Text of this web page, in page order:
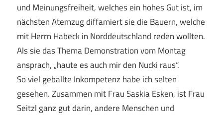
und Meinungsfreiheit, welches ein hohes Gut ist, im
nächsten Atemzug diffamiert sie die Bauern, welche
mit Herrn Habeck in Norddeutschland reden wollten.
Als sie das Thema Demonstration vom Montag
ansprach, „haute es auch mir den Nucki raus“.
So viel geballte Inkompetenz habe ich selten
gesehen. Zusammen mit Frau Saskia Esken, ist Frau
Seitzl ganz gut darin, andere Menschen und